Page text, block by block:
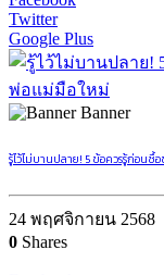
Twitter
Google Plus
Banner
รู้ไว้ไม่บานปลาย! 5 ข้อควรรู้ก่อน
24 พฤศจิกายน 2568
0 Shares